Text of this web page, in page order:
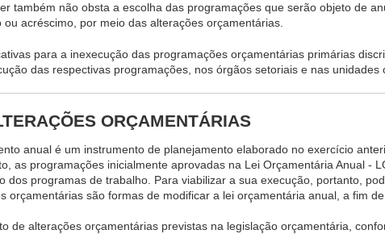
também não obsta a escolha das programações que serão objeto de
ou acréscimo, por meio das alterações orçamentárias.
para a inexecução das programações orçamentárias primárias
das respectivas programações, nos órgãos setoriais e nas
ORÇAMENTÁRIAS
anual é um instrumento de planejamento elaborado no exercício
as programações inicialmente aprovadas na Lei Orçamentária Anual -
dos programas de trabalho. Para viabilizar a sua execução, portanto,
orçamentárias são formas de modificar a lei orçamentária anual, a fim
de alterações orçamentárias previstas na legislação orçamentária,